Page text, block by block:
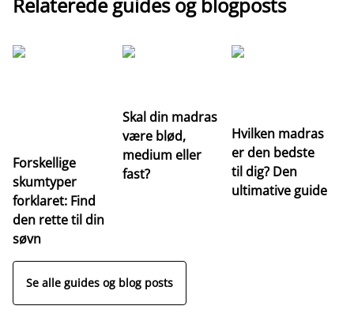
Forskellige
skumtyper
forklaret: Find
den rette til din
søvn
Skal din madras
være blød,
medium eller
fast?
Hvilken madras
er den bedste
til dig? Den
ultimative guide
Se alle guides og blog posts